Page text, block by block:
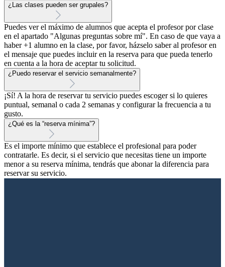
¿Las clases pueden ser grupales?
Puedes ver el máximo de alumnos que acepta el profesor por clase
en el apartado "Algunas preguntas sobre mí". En caso de que vaya a
haber +1 alumno en la clase, por favor, házselo saber al profesor en
el mensaje que puedes incluir en la reserva para que pueda tenerlo
en cuenta a la hora de aceptar tu solicitud.
¿Puedo reservar el servicio semanalmente?
¡Sí! A la hora de reservar tu servicio puedes escoger si lo quieres
puntual, semanal o cada 2 semanas y configurar la frecuencia a tu
gusto.
¿Qué es la “reserva mínima”?
Es el importe mínimo que establece el profesional para poder
contratarle. Es decir, si el servicio que necesitas tiene un importe
menor a su reserva mínima, tendrás que abonar la diferencia para
reservar su servicio.